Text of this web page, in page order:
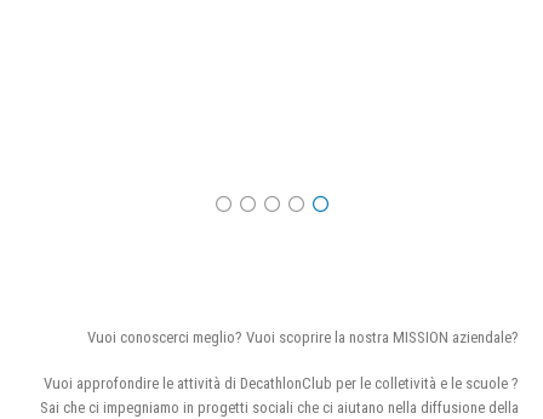
Vuoi conoscerci meglio? Vuoi scoprire la nostra MISSION aziendale?
Vuoi approfondire le attività di DecathlonClub per le colletività e le scuole ?
Sai che ci impegniamo in progetti sociali che ci aiutano nella diffusione della